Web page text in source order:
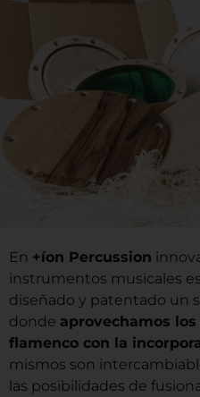
En +íon Percussion
instrumentos musicales
diseñado y patentado un
donde aprovechamos
flamenco con la
mismos son
las posibilidades de